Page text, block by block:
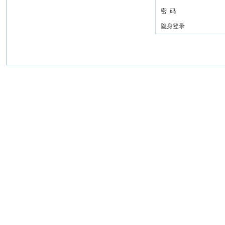
密 码
隐身登录